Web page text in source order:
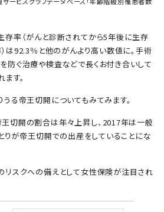
存率（がんと診断されてから5年後に生存
は92.3％と他のがんより高い数値に。手術
防ぐ治療や検査などで長くお付き合いして
す。
うる帝王切開についてもみてみます。
切開の割合は年々上昇し、2017年は一般
りが帝王切開での出産をしていることにな
リスクへの備えとして女性保険が注目され